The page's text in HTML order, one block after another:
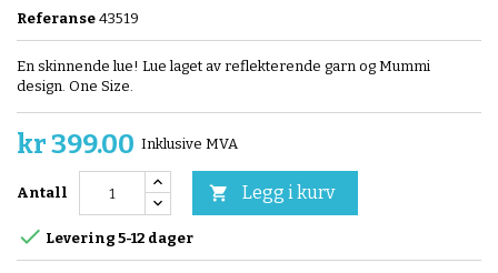
Referanse 43519
En skinnende lue! Lue laget av reflekterende garn og Mummi
design. One Size.
kr 399.00 Inklusive MVA
Antall  Legg i kurv
 Levering 5-12 dager